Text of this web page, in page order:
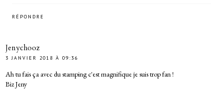
RÉPONDRE
Jenychooz
3 JANVIER 2018 À 09:36
Ah tu fais ça avec du stamping c'est magnifique je suis trop fan !
Biz Jeny